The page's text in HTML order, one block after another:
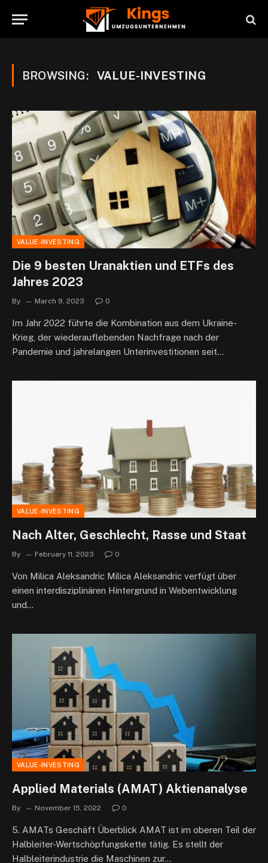
BROWSING: VALUE-INVESTING
VALUE-INVESTING
Die 9 besten Uranaktien und ETFs des
Jahres 2023
By March 9, 2023 0
Im Jahr 2022 führte die Kombination aus dem Ukraine-
Krieg, der wiederauflebenden Nachfrage nach der
Pandemie und jahrelangen Unterinvestitionen seit…
VALUE-INVESTING
Nach Alter, Geschlecht, Rasse und Staat
By February 11, 2023 0
Von Milica Aleksandric Milica Aleksandric verfügt über
einen interdisziplinären Hintergrund in Webentwicklung
und…
VALUE-INVESTING
Applied Materials (AMAT) Aktienanalyse
By November 15, 2022 0
5. AMATs Geschäft Überblick AMAT ist im oberen Teil der
Halbleiter-Wertschöpfungskette tätig. Es stellt der
Halbleiterindustrie die Maschinen zur…